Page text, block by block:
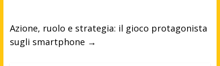
Azione, ruolo e strategia: il gioco protagonista
sugli smartphone →